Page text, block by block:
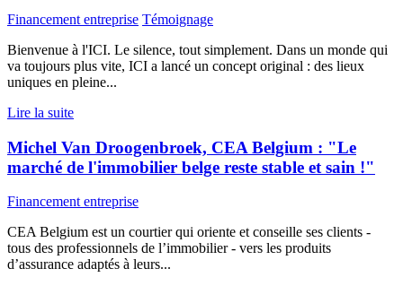
Financement entreprise Témoignage
Bienvenue à l'ICI. Le silence, tout simplement. Dans un monde qui
va toujours plus vite, ICI a lancé un concept original : des lieux
uniques en pleine...
Lire la suite
Michel Van Droogenbroek, CEA Belgium : "Le
marché de l'immobilier belge reste stable et sain !"
Financement entreprise
CEA Belgium est un courtier qui oriente et conseille ses clients -
tous des professionnels de l’immobilier - vers les produits
d’assurance adaptés à leurs...